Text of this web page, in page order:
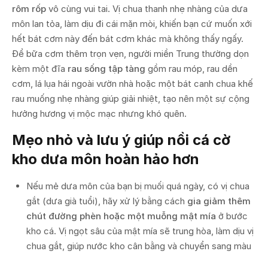
rôm rốp vô cùng vui tai. Vị chua thanh nhẹ nhàng của dưa
môn lan tỏa, làm dịu đi cái mặn mòi, khiến bạn cứ muốn xới
hết bát cơm này đến bát cơm khác mà không thấy ngấy.
Để bữa cơm thêm trọn vẹn, người miền Trung thường dọn
kèm một đĩa rau sống tập tàng gồm rau móp, rau dền
cơm, lá lụa hái ngoài vườn nhà hoặc một bát canh chua khế
rau muống nhẹ nhàng giúp giải nhiệt, tạo nên một sự cộng
hưởng hương vị mộc mạc nhưng khó quên.
Mẹo nhỏ và lưu ý giúp nồi cá cờ
kho dưa môn hoàn hảo hơn
Nếu mẻ dưa môn của bạn bị muối quá ngày, có vị chua
gắt (dưa già tuổi), hãy xử lý bằng cách gia giảm thêm
chút đường phèn hoặc một muỗng mật mía ở bước
kho cá. Vị ngọt sâu của mật mía sẽ trung hòa, làm dịu vị
chua gắt, giúp nước kho cân bằng và chuyển sang màu